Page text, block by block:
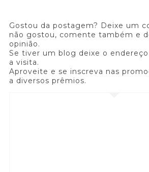
Gostou da postagem? Deixe um
não gostou, comente também e
opinião.
Se tiver um blog deixe o
a visita.
Aproveite e se inscreva nas
a diversos prêmios.